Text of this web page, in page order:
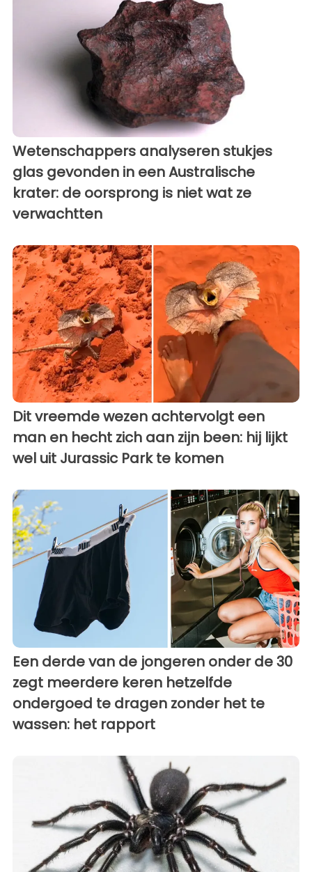
Wetenschappers analyseren stukjes
glas gevonden in een Australische
krater: de oorsprong is niet wat ze
verwachtten
Dit vreemde wezen achtervolgt een
man en hecht zich aan zijn been: hij lijkt
wel uit Jurassic Park te komen
Een derde van de jongeren onder de 30
zegt meerdere keren hetzelfde
ondergoed te dragen zonder het te
wassen: het rapport